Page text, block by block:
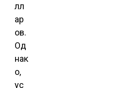
лл
ар
ов.
Од
нак
о,
ус